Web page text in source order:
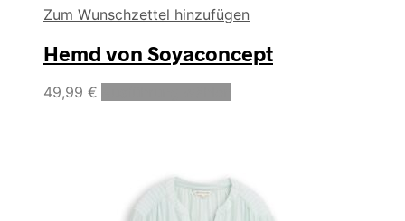
Zum Wunschzettel hinzufügen
Hemd von Soyaconcept
49,99 €
auf.
Die
Optionen